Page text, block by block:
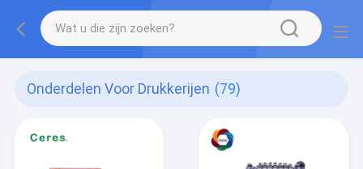
Onderdelen Voor Drukkerijen (79)